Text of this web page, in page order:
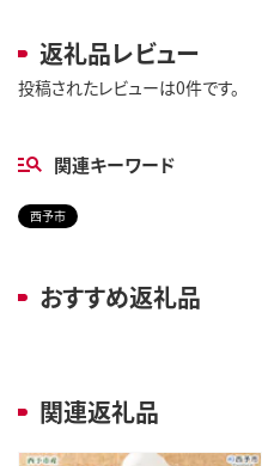
返礼品レビュー
投稿されたレビューは0件です。
関連キーワード
西予市
おすすめ返礼品
関連返礼品